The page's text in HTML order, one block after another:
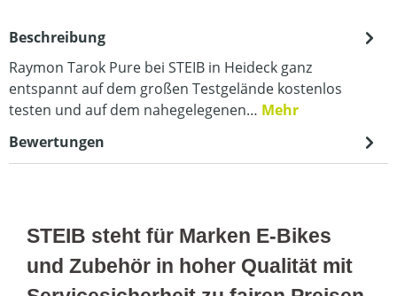
Beschreibung
Raymon Tarok Pure bei STEIB in Heideck ganz
entspannt auf dem großen Testgelände kostenlos
testen und auf dem nahegelegenen… Mehr
Bewertungen
STEIB steht für Marken E-Bikes
und Zubehör in hoher Qualität mit